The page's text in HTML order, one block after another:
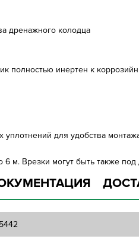
дренажного колодца
полностью инертен к
для удобства
6 м. Врезки могут быть также